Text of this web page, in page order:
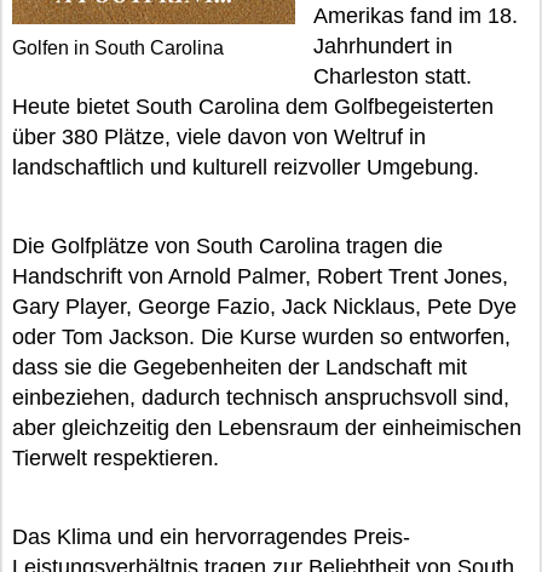
Golfen in South Carolina
Amerikas fand im 18.
Jahrhundert in
Charleston statt.
Heute bietet South Carolina dem Golfbegeisterten
über 380 Plätze, viele davon von Weltruf in
landschaftlich und kulturell reizvoller Umgebung.
Die Golfplätze von South Carolina tragen die
Handschrift von Arnold Palmer, Robert Trent Jones,
Gary Player, George Fazio, Jack Nicklaus, Pete Dye
oder Tom Jackson. Die Kurse wurden so entworfen,
dass sie die Gegebenheiten der Landschaft mit
einbeziehen, dadurch technisch anspruchsvoll sind,
aber gleichzeitig den Lebensraum der einheimischen
Tierwelt respektieren.
Das Klima und ein hervorragendes Preis-
Leistungsverhältnis tragen zur Beliebtheit von South